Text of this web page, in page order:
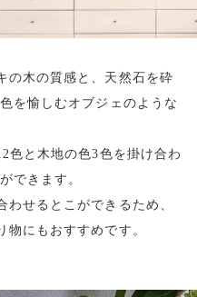
の木の質感と、天然石を砕
色を愉しむオブジェのような
色と木地の色3色を掛け合わ
できます。
せるとこができるため、
物にもおすすめです。